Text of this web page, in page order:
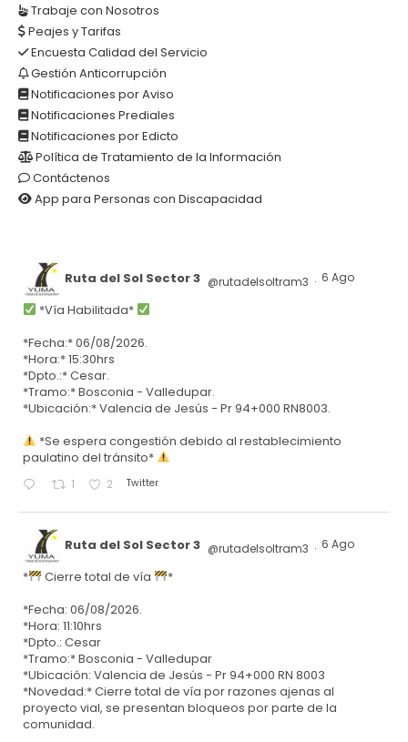
Trabaje con Nosotros
Peajes y Tarifas
Encuesta Calidad del Servicio
Gestión Anticorrupción
Notificaciones por Aviso
Notificaciones Prediales
Notificaciones por Edicto
Política de Tratamiento de la Información
Contáctenos
App para Personas con Discapacidad
Ruta del Sol Sector 3 @rutadelsoltram3 · 6 Ago
*Vía Habilitada*
*Fecha:* 06/08/2026.
*Hora:* 15:30hrs
*Dpto.:* Cesar.
*Tramo:* Bosconia - Valledupar.
*Ubicación:* Valencia de Jesús - Pr 94+000 RN8003.
*Se espera congestión debido al restablecimiento
paulatino del tránsito*
1 2 Twitter
Ruta del Sol Sector 3 @rutadelsoltram3 · 6 Ago
* Cierre total de vía
*
*Fecha: 06/08/2026.
*Hora: 11:10hrs
*Dpto.: Cesar
*Tramo:* Bosconia - Valledupar
*Ubicación: Valencia de Jesús - Pr 94+000 RN 8003
*Novedad:* Cierre total de vía por razones ajenas al
proyecto vial, se presentan bloqueos por parte de la
comunidad.